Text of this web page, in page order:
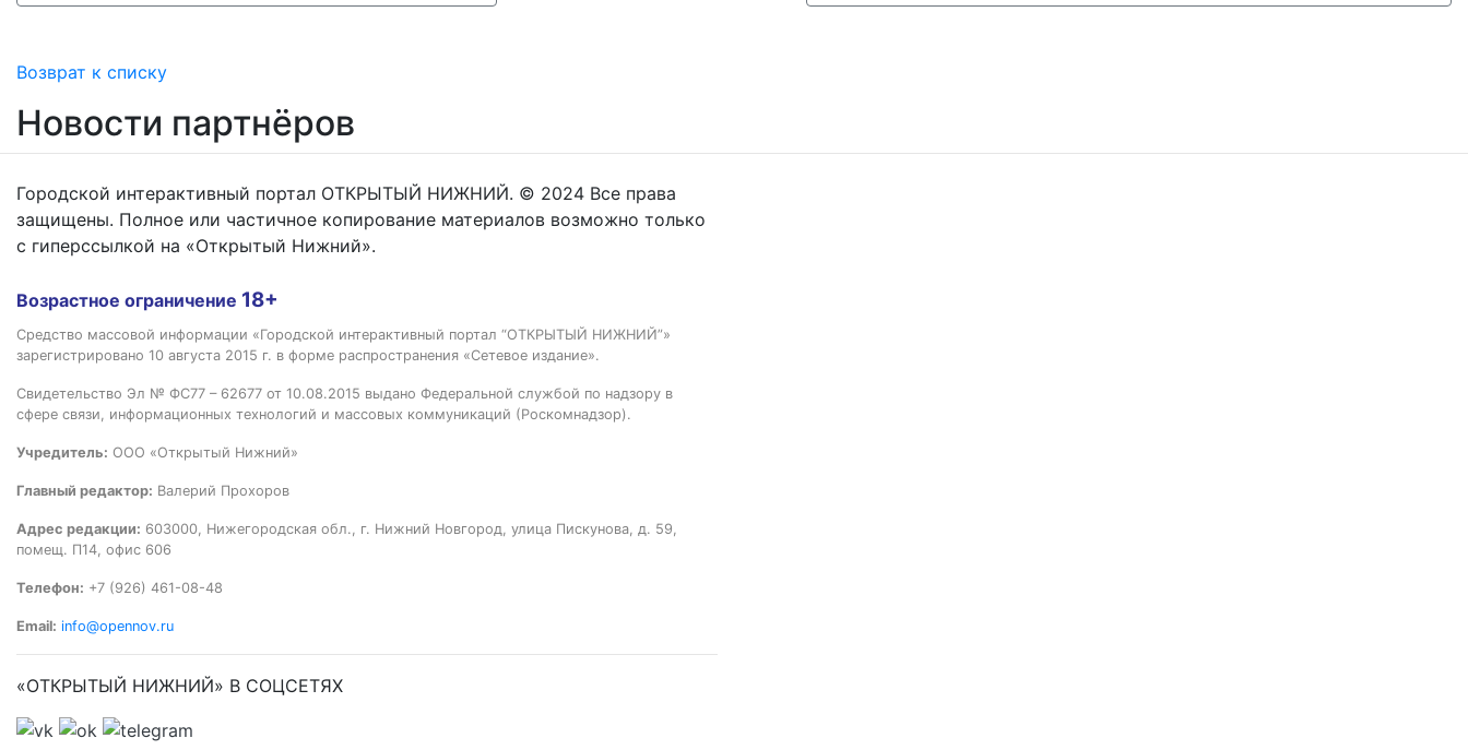
Возврат к списку
Новости партнёров
Городской интерактивный портал ОТКРЫТЫЙ НИЖНИЙ. © 2024 Все права
защищены. Полное или частичное копирование материалов возможно только
с гиперссылкой на «Открытый Нижний».
Возрастное ограничение 18+
Средство массовой информации «Городской интерактивный портал “ОТКРЫТЫЙ НИЖНИЙ”»
зарегистрировано 10 августа 2015 г. в форме распространения «Сетевое издание».
Свидетельство Эл № ФС77 – 62677 от 10.08.2015 выдано Федеральной службой по надзору в
сфере связи, информационных технологий и массовых коммуникаций (Роскомнадзор).
Учредитель: ООО «Открытый Нижний»
Главный редактор: Валерий Прохоров
Адрес редакции: 603000, Нижегородская обл., г. Нижний Новгород, улица Пискунова, д. 59,
помещ. П14, офис 606
Телефон: +7 (926) 461-08-48
Email: info@opennov.ru
«ОТКРЫТЫЙ НИЖНИЙ» В СОЦСЕТЯХ